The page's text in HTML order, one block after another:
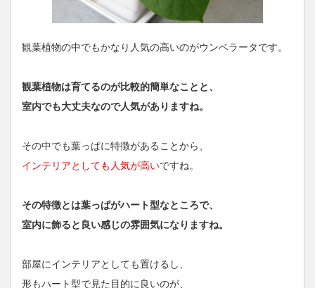
観葉植物の中でもかなり人気の高いのがウンベラータです。
観葉植物は育てるのが比較的簡単なことと、
室内でも大丈夫なので人気がありますね。
その中でも葉っぱに特徴があることから、
インテリアとしても人気が高いですね。
その特徴とは葉っぱがハート型なところで、
室内に飾ると良い感じの雰囲気になりますね。
部屋にインテリアとしても置けるし、
形もハート型で見た目的に良いのが、